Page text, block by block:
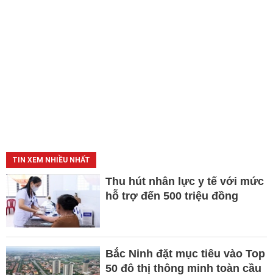
TIN XEM NHIỀU NHẤT
Thu hút nhân lực y tế với mức
hỗ trợ đến 500 triệu đồng
Bắc Ninh đặt mục tiêu vào Top
50 đô thị thông minh toàn cầu